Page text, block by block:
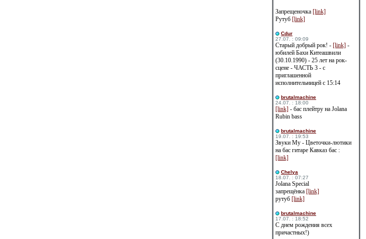
Запрещеночка [link]
Рутуб [link]
Cdur
27.07. : 09:09
Старый добрый рок! - [link] -
юбилей Бахи Китеашвили
(30.10.1990) - 25 лет на рок-
сцене - ЧАСТЬ 3 - с
приглашенной
исполнительницей с 15:14
brutalmachine
24.07. : 18:00
[link] - бас плейтру на Jolana
Rubin bass
brutalmachine
19.07. : 19:53
Звуки Му - Цветочки-лютики
на бас гитаре Кавказ бас :
[link]
Сhelya
18.07. : 07:27
Jolana Special
запрещёнка [link]
рутуб [link]
brutalmachine
17.07. : 18:52
С днем рождения всех
причастных!)